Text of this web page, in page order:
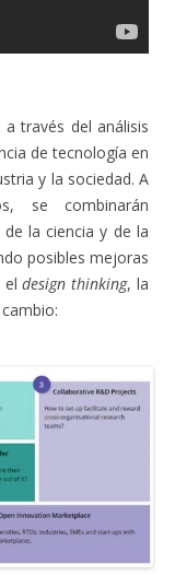
través del análisis
de tecnología en
y la sociedad. A
se combinarán
la ciencia y de la
posibles mejoras
el design thinking, la